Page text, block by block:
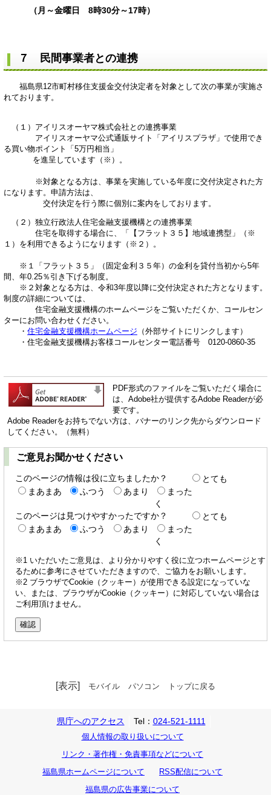
（月～金曜日 8時30分～17時）
７ 民間事業者との連携
福島県12市町村移住支援金交付決定者を対象として次の事業が実施さ
れております。
（１）アイリスオーヤマ株式会社との連携事業
アイリスオーヤマ公式通販サイト「アイリスプラザ」で使用でき
る買い物ポイント「5万円相当」
を進呈しています（※）。
※対象となる方は、事業を実施している年度に交付決定された方
になります。申請方法は、
交付決定を行う際に個別に案内をしております。
（２）独立行政法人住宅金融支援機構との連携事業
住宅を取得する場合に、「【フラット３５】地域連携型」（※
１）を利用できるようになります（※２）。
※１「フラット３５」（固定金利３５年）の金利を貸付当初から5年
間、年0.25％引き下げる制度。
※２対象となる方は、令和3年度以降に交付決定された方となります。
制度の詳細については、
住宅金融支援機構のホームページをご覧いただくか、コールセン
ターにお問い合わせください。
・ 住宅金融支援機構ホームページ （外部サイトにリンクします）
・住宅金融支援機構お客様コールセンター電話番号 0120-0860-35
PDF形式のファイルをご覧いただく場合に
は、Adobe社が提供するAdobe Readerが必
要です。
Adobe Readerをお持ちでない方は、バナーのリンク先からダウンロード
してください。（無料）
ご意見お聞かせください
このページの情報は役に立ちましたか？
とても
まあまあ
ふつう あまり
まった
く
このページは見つけやすかったですか？
とても
まあまあ
ふつう あまり
まった
く
※1 いただいたご意見は、より分かりやすく役に立つホームページとす
るために参考にさせていただきますので、ご協力をお願いします。
※2 ブラウザでCookie（クッキー）が使用できる設定になっていな
い、または、ブラウザがCookie（クッキー）に対応していない場合は
ご利用頂けません。
[表示] モバイル パソコン トップに戻る
県庁へのアクセス Tel： 024-521-1111
個人情報の取り扱いについて
リンク・著作権・免責事項などについて
福島県ホームページについて
RSS配信について
福島県の広告事業について